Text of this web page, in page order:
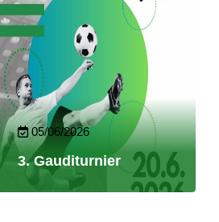
05/06/2026
3. Gauditurnier